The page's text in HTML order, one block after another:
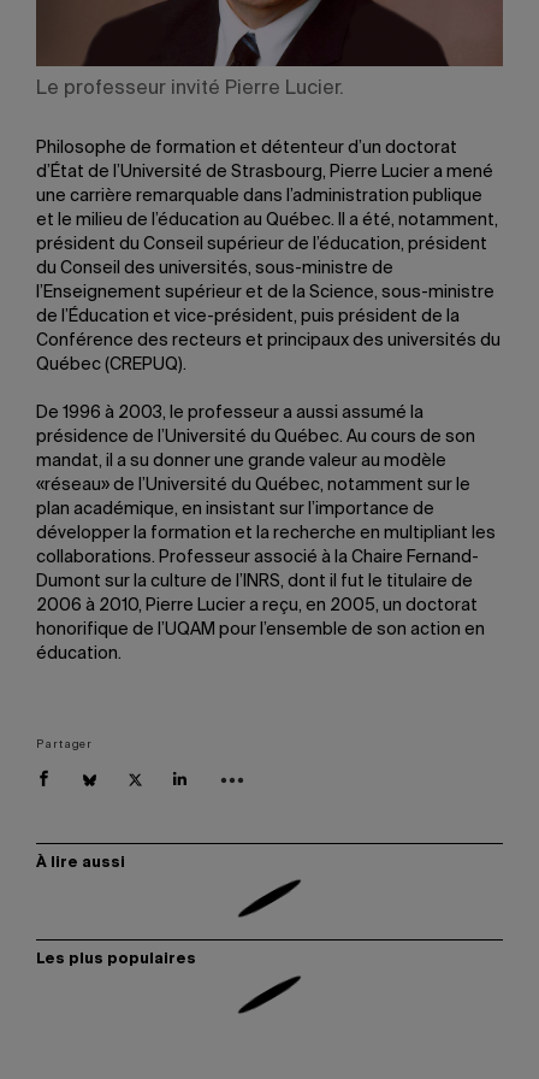
Le professeur invité Pierre Lucier.
Philosophe de formation et détenteur d’un doctorat
d’État de l’Université de Strasbourg, Pierre Lucier a mené
une carrière remarquable dans l’administration publique
et le milieu de l’éducation au Québec. Il a été, notamment,
président du Conseil supérieur de l’éducation, président
du Conseil des universités, sous-ministre de
l’Enseignement supérieur et de la Science, sous-ministre
de l’Éducation et vice-président, puis président de la
Conférence des recteurs et principaux des universités du
Québec (CREPUQ).
De 1996 à 2003, le professeur a aussi assumé la
présidence de l’Université du Québec. Au cours de son
mandat, il a su donner une grande valeur au modèle
«réseau» de l’Université du Québec, notamment sur le
plan académique, en insistant sur l’importance de
développer la formation et la recherche en multipliant les
collaborations. Professeur associé à la Chaire Fernand-
Dumont sur la culture de l’INRS, dont il fut le titulaire de
2006 à 2010, Pierre Lucier a reçu, en 2005, un doctorat
honorifique de l’UQAM pour l’ensemble de son action en
éducation.
Partager
À lire aussi
Les plus populaires